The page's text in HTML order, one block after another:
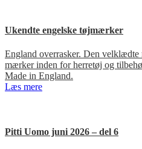
Ukendte engelske tøjmærker
England overrasker. Den velklædte
mærker inden for herretøj og
Made in England.
Læs mere
Pitti Uomo juni 2026 – del 6